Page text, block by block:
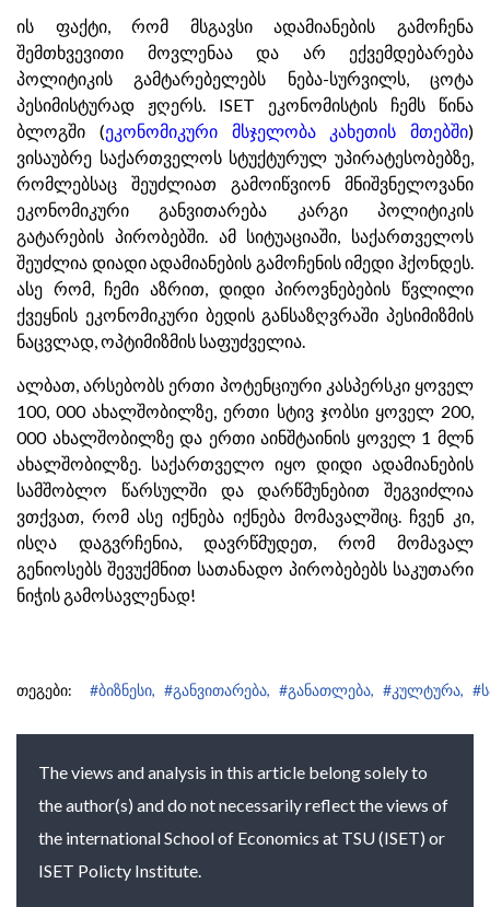
ის ფაქტი, რომ მსგავსი ადამიანების გამოჩენა
შემთხვევითი მოვლენაა და არ ექვემდებარება
პოლიტიკის გამტარებელებს ნება-სურვილს, ცოტა
პესიმისტურად ჟღერს. ISET ეკონომისტის ჩემს წინა
ბლოგში (ეკონომიკური მსჯელობა კახეთის მთებში)
ვისაუბრე საქართველოს სტუქტურულ უპირატესობებზე,
რომლებსაც შეუძლიათ გამოიწვიონ მნიშვნელოვანი
ეკონომიკური განვითარება კარგი პოლიტიკის
გატარების პირობებში. ამ სიტუაციაში, საქართველოს
შეუძლია დიადი ადამიანების გამოჩენის იმედი ჰქონდეს.
ასე რომ, ჩემი აზრით, დიდი პიროვნებების წვლილი
ქვეყნის ეკონომიკური ბედის განსაზღვრაში პესიმიზმის
ნაცვლად, ოპტიმიზმის საფუძველია.
ალბათ, არსებობს ერთი პოტენციური კასპერსკი ყოველ
100, 000 ახალშობილზე, ერთი სტივ ჯობსი ყოველ 200,
000 ახალშობილზე და ერთი აინშტაინის ყოველ 1 მლნ
ახალშობილზე. საქართველო იყო დიდი ადამიანების
სამშობლო წარსულში და დარწმუნებით შეგვიძლია
ვთქვათ, რომ ასე იქნება იქნება მომავალშიც. ჩვენ კი,
ისღა დაგვრჩენია, დავრწმუდეთ, რომ მომავალ
გენიოსებს შევუქმნით სათანადო პირობებებს საკუთარი
ნიჭის გამოსავლენად!
თეგები: #ბიზნესი, #განვითარება, #განათლება, #კულტურა,
The views and analysis in this article belong solely to
the author(s) and do not necessarily reflect the views of
the international School of Economics at TSU (ISET) or
ISET Policty Institute.